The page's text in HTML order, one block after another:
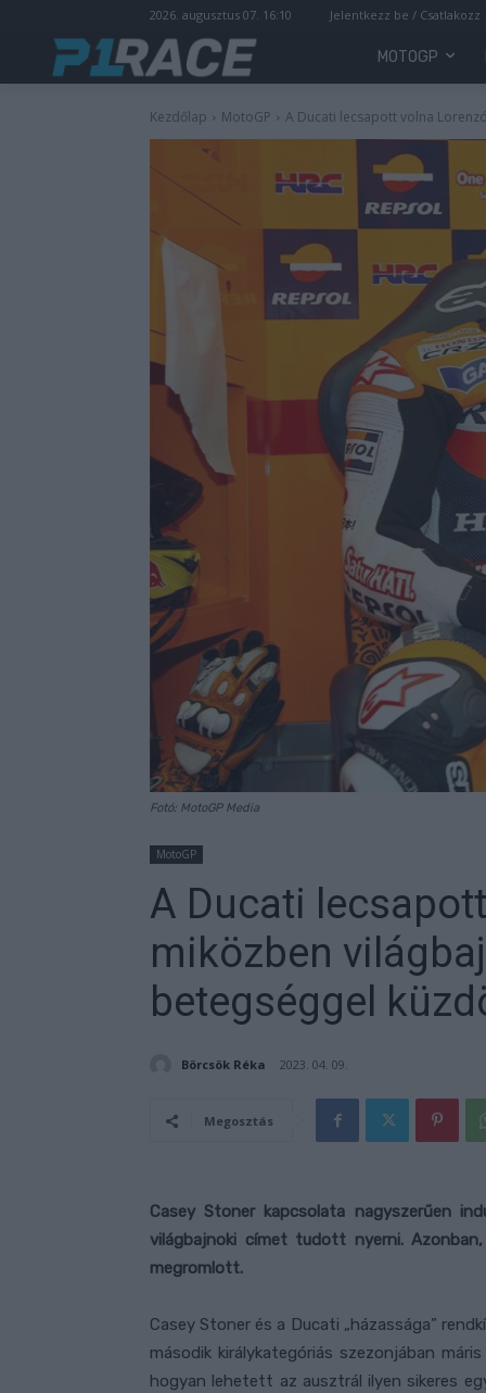
2026. augusztus 07. 16:10 Jelentkezz be / Csatlakozz
MOTOGP
Kezdőlap MotoGP A Ducati lecsapott volna
Fotó: MotoGP Media
MotoGP
A Ducati
miközben
betegséggel
Börcsök Réka 2023. 04. 09.
Megosztás
Casey Stoner kapcsolata nagyszerűen
világbajnoki címet tudott nyerni.
megromlott.
Casey Stoner és a Ducati „házassága”
második királykategóriás szezonjában
hogyan lehetett az ausztrál ilyen sikeres